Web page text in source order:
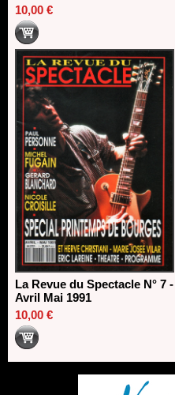
10,00 €
La Revue du Spectacle N° 7 -
Avril Mai 1991
10,00 €